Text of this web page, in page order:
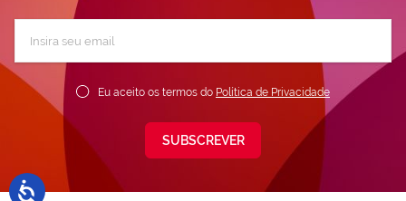
Newsletter:
Eu aceito os termos do Política de Privacidade
SUBSCREVER